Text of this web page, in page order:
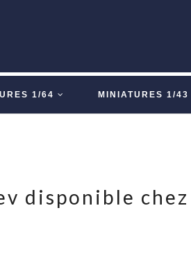
1/64 MINIATURES 1/43
disponible chez